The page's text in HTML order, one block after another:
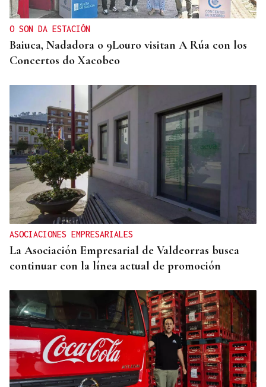
O SON DA ESTACIÓN
Baiuca, Nadadora o 9Louro visitan A Rúa con los
Concertos do Xacobeo
ASOCIACIONES EMPRESARIALES
La Asociación Empresarial de Valdeorras busca
continuar con la línea actual de promoción